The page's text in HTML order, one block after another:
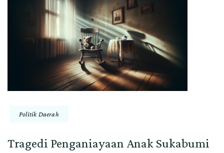
Politik Daerah
Tragedi Penganiayaan Anak Sukabumi